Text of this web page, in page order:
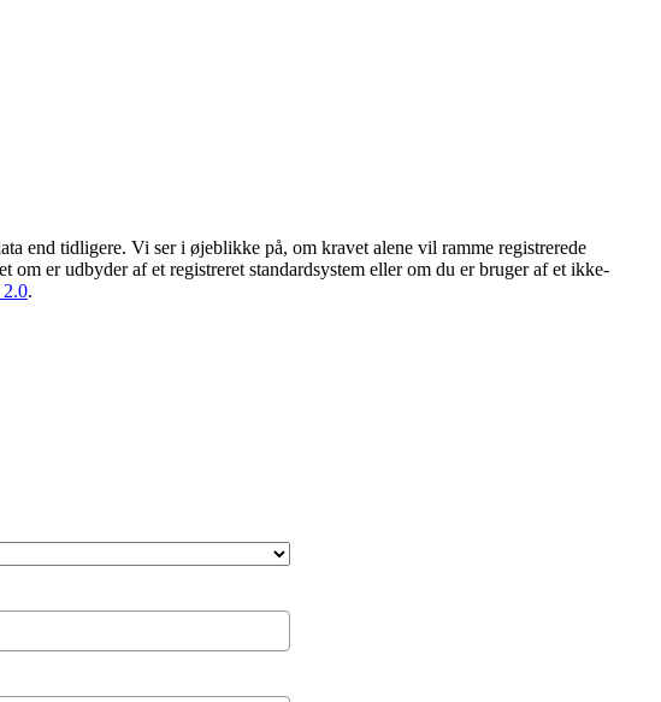
end tidligere. Vi ser i øjeblikke på, om kravet alene vil ramme registrerede
er udbyder af et registreret standardsystem eller om du er bruger af et ikke-
.